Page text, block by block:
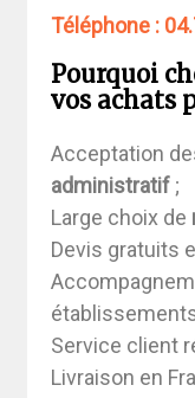
Téléphone :
Pourquoi
vos achats
Acceptation
administratif;
Large choix de
Devis gratuits
Service client
Livraison en